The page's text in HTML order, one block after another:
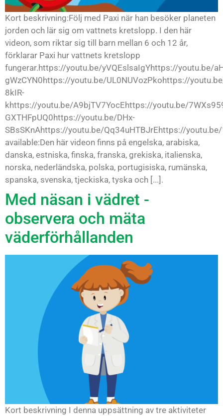
Kort beskrivning:Följ med Paxi när han besöker planeten
jorden och lär sig om vattnets kretslopp. I den här
videon, som riktar sig till barn mellan 6 och 12 år,
förklarar Paxi hur vattnets kretslopp
fungerar.https://youtu.be/yVQEslsaIgYhttps://youtu.be/
gWzCYN0https://youtu.be/UL0NUVozPkohttps://
8kIR-
khttps://youtu.be/A9bjTV7YocEhttps://youtu.be/
GXTHFpUQ0https://youtu.be/DHx-
SBsSKnAhttps://youtu.be/Qq34uHTBJrEhttps://
available:Den här videon finns på engelska, arabiska,
danska, estniska, finska, franska, grekiska, italienska,
norska, nederländska, polska, portugisiska, rumänska,
spanska, svenska, tjeckiska, tyska och [...].
Med näsan i vädret -
observera och mäta
väderförhållanden
Kort beskrivning I denna uppsättning av tre aktiviteter